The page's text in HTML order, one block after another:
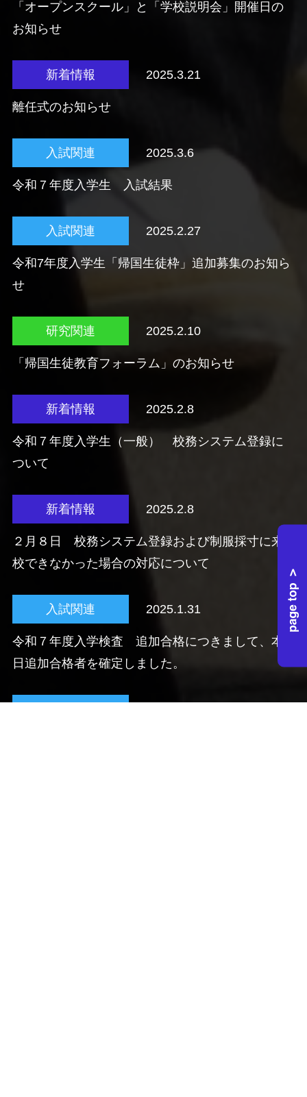
「オープンスクール」と「学校説明会」開催日の
お知らせ
新着情報 2025.3.21
離任式のお知らせ
入試関連 2025.3.6
令和７年度入学生 入試結果
入試関連 2025.2.27
令和7年度入学生「帰国生徒枠」追加募集のお知ら
せ
研究関連 2025.2.10
「帰国生徒教育フォーラム」のお知らせ
新着情報 2025.2.8
令和７年度入学生（一般） 校務システム登録に
ついて
新着情報 2025.2.8
２月８日 校務システム登録および制服採寸に来
校できなかった場合の対応について
入試関連 2025.1.31
令和７年度入学検査 追加合格につきまして、本
日追加合格者を確定しました。